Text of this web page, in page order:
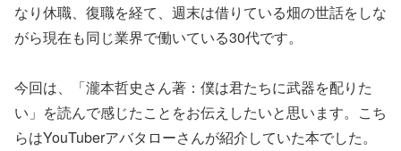
なり休職、復職を経て、週末は借りている畑の世話をしな
がら現在も同じ業界で働いている30代です。
今回は、「瀧本哲史さん著：僕は君たちに武器を配りた
い」を読んで感じたことをお伝えしたいと思います。こち
らはYouTuberアバタローさんが紹介していた本でした。